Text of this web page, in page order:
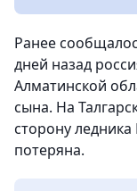
Ранее
дней назад
Алматинской
сына. На
сторону
потеряна.